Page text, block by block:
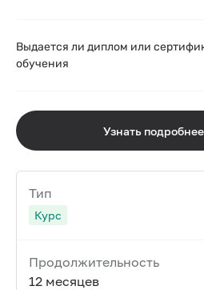
Выдается ли диплом или
обучения
Узнать
Тип
Курс
Продолжительность
12 месяцев